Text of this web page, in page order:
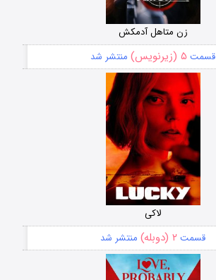
زن متاهل آدمکش
قسمت ۵ (زیرنویس) منتشر شد
لاکی
قسمت ۲ (دوبله) منتشر شد